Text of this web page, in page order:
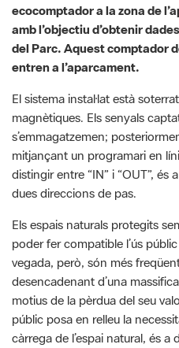
entren a l’aparcament.
El sistema instal·lat està
magnètiques. Els senyals
s’emmagatzemen;
mitjançant un programari en
distingir entre “IN” i “OUT”, és
dues direccions de pas.
Els espais naturals protegits
poder fer compatible l’ús
vegada, però, són més
desencadenant d’una
motius de la pèrdua del seu
públic posa en relleu la
càrrega de l’espai natural, és a
adequat per no afectar la
compartir
G
m
F
a
P
i
C
o